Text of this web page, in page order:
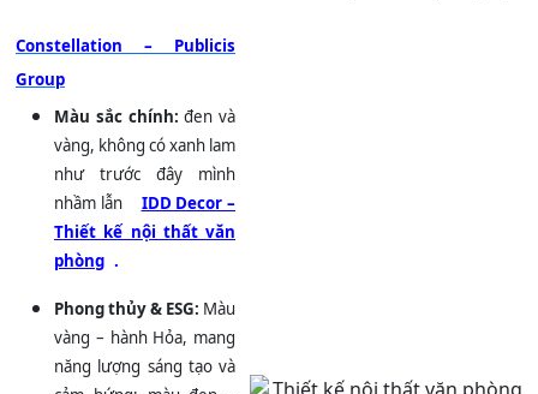
Constellation – Publicis
Group
Màu sắc chính: đen và
vàng, không có xanh lam
như trước đây mình
nhầm lẫn
IDD Decor –
Thiết kế nội thất văn
phòng .
Phong thủy & ESG: Màu
vàng – hành Hỏa, mang
năng lượng sáng tạo và